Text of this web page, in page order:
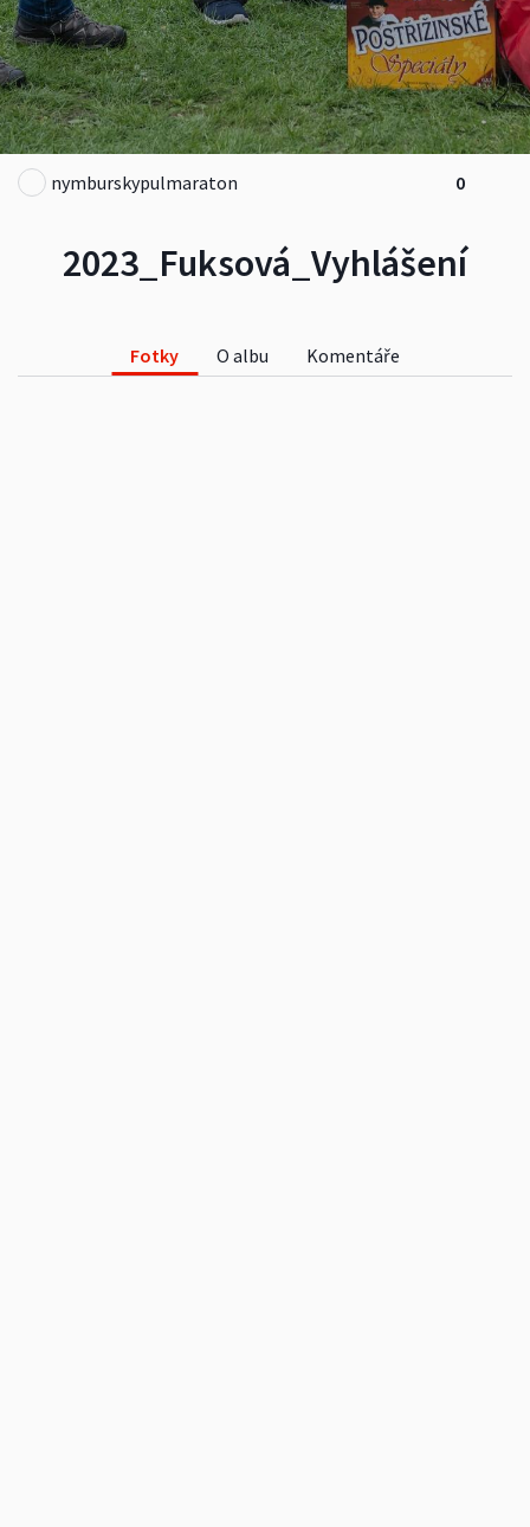
2023_Fuksová_Vyhlášení
nymburskypulmaraton 0
Fotky O albu Komentáře